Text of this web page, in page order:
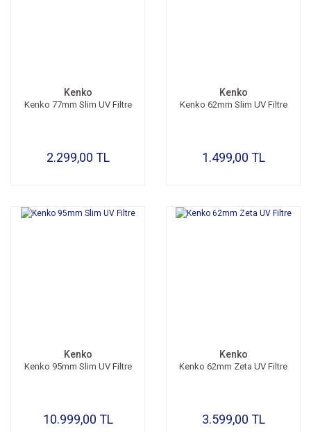
Kenko
Kenko 77mm Slim UV Filtre
2.299,00 TL
Kenko
Kenko 62mm Slim UV Filtre
1.499,00 TL
Kenko
Kenko 95mm Slim UV Filtre
10.999,00 TL
Kenko
Kenko 62mm Zeta UV Filtre
3.599,00 TL